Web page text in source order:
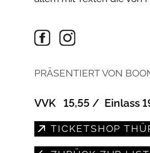
PRÄSENTIERT VON
VVK 15,55 / Einlass
TICKETSHOP